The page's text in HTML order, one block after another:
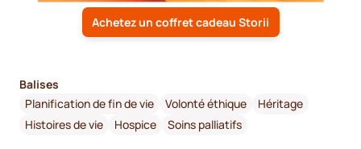
Achetez un coffret cadeau Storii
Balises
Planification de fin de vie
Volonté éthique
Héritage
Histoires de vie
Hospice Soins palliatifs